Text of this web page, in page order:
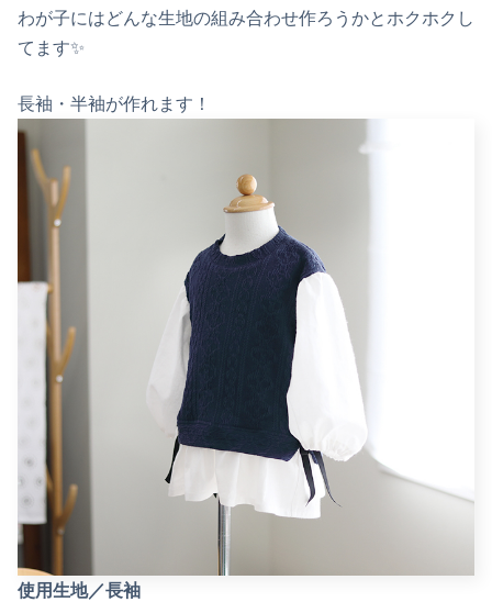
わが子にはどんな生地の組み合わせ作ろうかとホクホクし
てます✨
長袖・半袖が作れます！
使用生地／長袖